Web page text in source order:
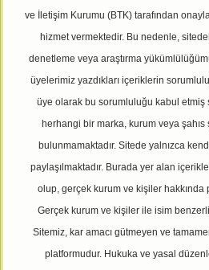
ve İletişim Kurumu (BTK) tarafından
hizmet vermektedir. Bu nedenle,
denetleme veya araştırma
üyelerimiz yazdıkları içeriklerin
üye olarak bu sorumluluğu kabul etmiş
herhangi bir marka, kurum veya şahıs
bulunmamaktadır. Sitede yalnızca
paylaşılmaktadır. Burada yer alan
olup, gerçek kurum ve kişiler hakkında
Gerçek kurum ve kişiler ile isim
Sitemiz, kar amacı gütmeyen ve
platformudur. Hukuka ve yasal